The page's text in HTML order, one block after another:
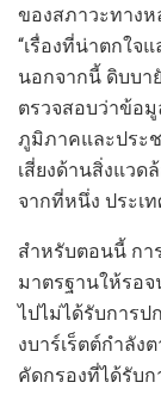
ของสภาวะทาง
“เรื่องที่น่าตกใจ
นอกจากนี้ ดิบบา
ตรวจสอบว่าข้อมู
ภูมิภาคและประช
เสี่ยงด้านสิ่งแว
จากที่หนึ่ง ประเ
สำหรับตอนนี้ กา
มาตรฐานให้รอ
ไปไม่ได้รับการ
งบาร์เร็ตต์กำลัง
คัดกรองที่ได้รับก